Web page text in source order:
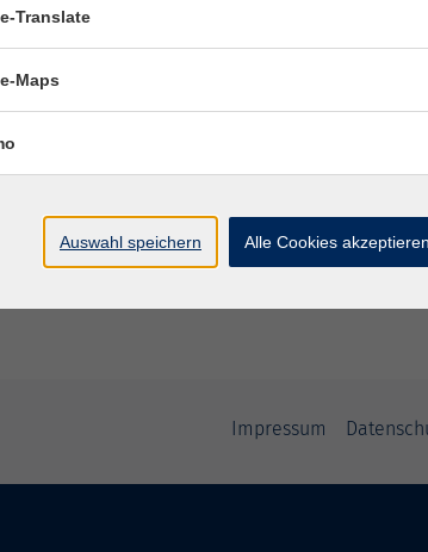
Impressum
Translate
Maps
Auswahl speichern Alle Cookies